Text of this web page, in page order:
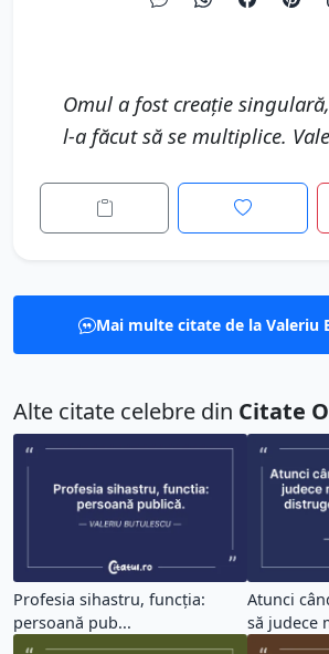
Omul a fost creație
l-a făcut să se multiplice.
Mai multe citate de la Valeriu
Alte citate celebre din Citate
Profesia sihastru, funcția:
persoană pub...
Atunci
să judece